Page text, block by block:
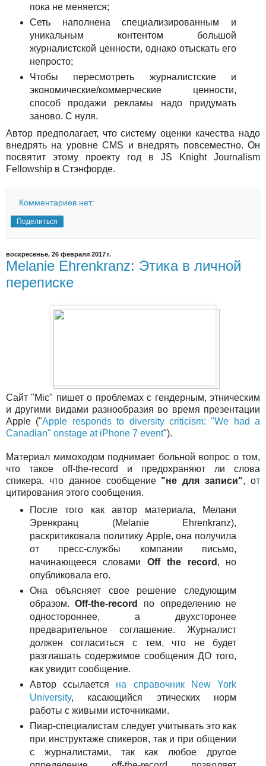
пока не меняется;
Сеть наполнена специализированным и
уникальным контентом большой
журналистской ценности, однако отыскать его
непросто;
Чтобы пересмотреть журналистские и
экономические/коммерческие ценности,
способ продажи рекламы надо придумать
заново. С нуля.
Автор предполагает, что систему оценки качества надо
внедрять на уровне CMS и внедрять повсеместно. Он
посвятит этому проекту год в JS Knight Journalism
Fellowship в Стэнфорде.
Комментариев нет:
Поделиться
воскресенье, 26 февраля 2017 г.
Melanie Ehrenkranz: Этика в личной
переписке
Сайт "Mic" пишет о проблемах с гендерным, этническим
и другими видами разнообразия во время презентации
Apple ("Apple responds to diversity criticism: "We had a
Canadian" onstage at iPhone 7 event").
Материал мимоходом поднимает больной вопрос о том,
что такое off-the-record и предохраняют ли слова
спикера, что данное сообщение "не для записи", от
цитирования этого сообщения.
После того как автор материала, Мелани
Эренкранц (Melanie Ehrenkranz),
раскритиковала политику Apple, она получила
от пресс-службы компании письмо,
начинающееся словамиOff the record , но
опубликовала его.
Она объясняет свое решение следующим
образом.Off-the-record
по определению не
одностороннее, а двухсторонее
предварительное соглашение. Журналист
должен согласиться с тем, что не будет
разглашать содержимое сообщения ДО того,
как увидит сообщение.
Автор ссылается на справочник New York
University, касающийся этических норм
работы с живыми источниками.
Пиар-специалистам следует учитывать это как
при инструктаже спикеров, так и при общении
с журналистами, так как любое другое